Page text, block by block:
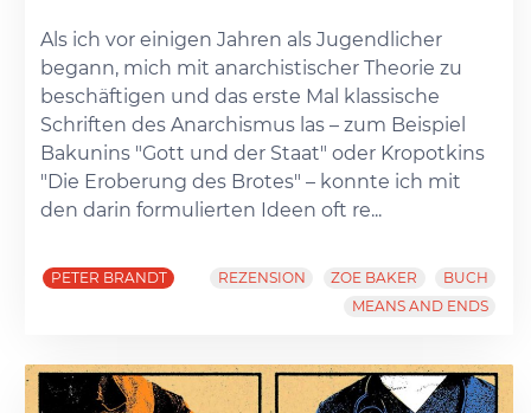
Als ich vor einigen Jahren als Jugendlicher
begann, mich mit anarchistischer Theorie zu
beschäftigen und das erste Mal klassische
Schriften des Anarchismus las – zum Beispiel
Bakunins "Gott und der Staat" oder Kropotkins
"Die Eroberung des Brotes" – konnte ich mit
den darin formulierten Ideen oft re...
PETER BRANDT REZENSION ZOE BAKER
BUCH
MEANS AND ENDS